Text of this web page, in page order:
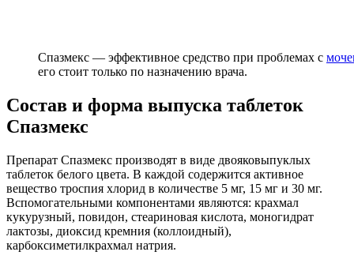
Спазмекс — эффективное средство при проблемах с
его стоит только по назначению врача.
Состав и форма выпуска таблеток
Спазмекс
Препарат Спазмекс производят в виде двояковыпуклых
таблеток белого цвета. В каждой содержится активное
вещество троспия хлорид в количестве 5 мг, 15 мг и 30 мг.
Вспомогательными компонентами являются: крахмал
кукурузный, повидон, стеариновая кислота, моногидрат
лактозы, диоксид кремния (коллоидный),
карбоксиметилкрахмал натрия.